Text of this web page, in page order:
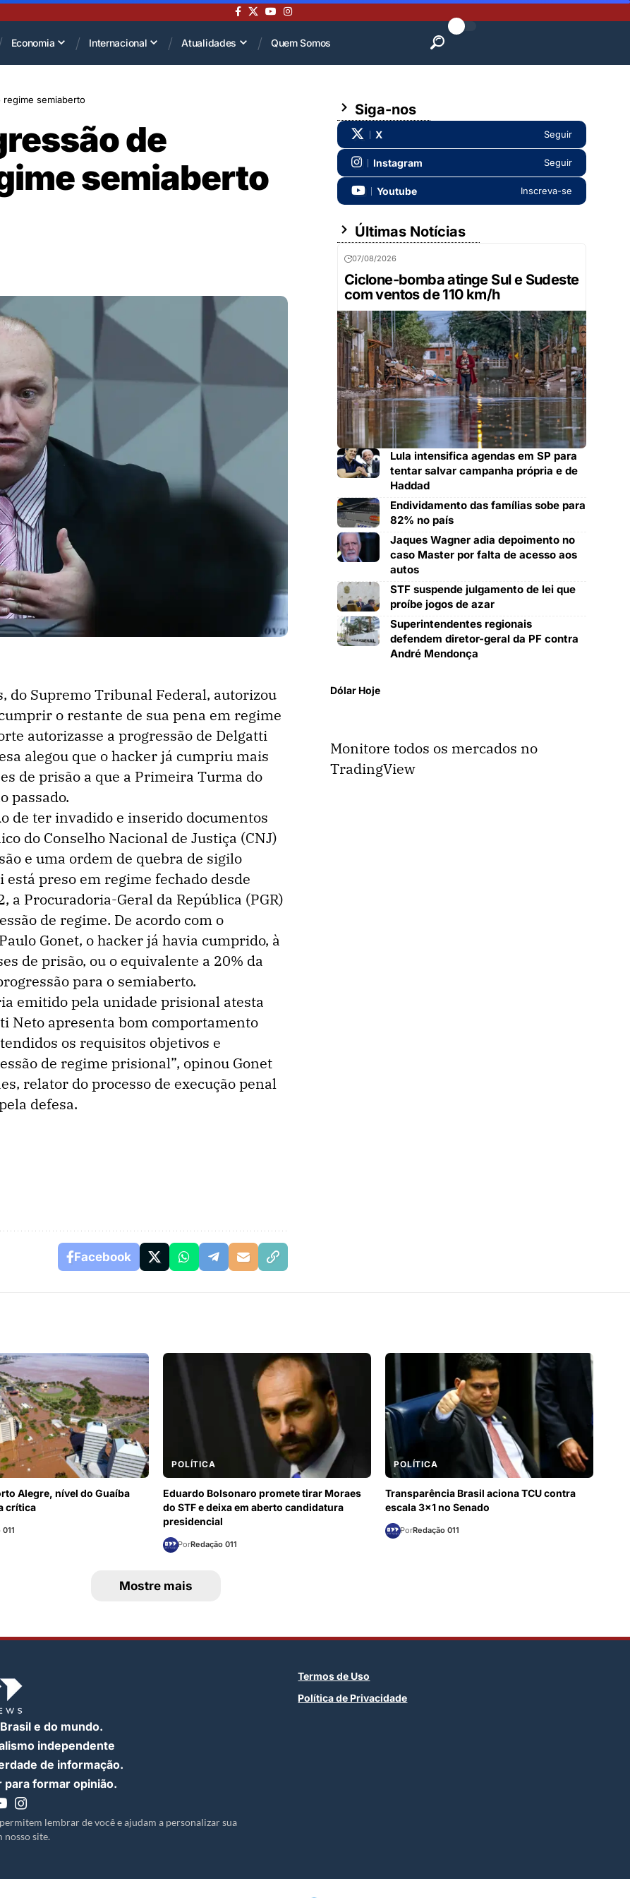
Economia Internacional Atualidades Quem Somos
regime semiaberto
de
semiaberto
do Supremo Tribunal Federal, autorizou
o restante de sua pena em regime
autorizasse a progressão de Delgatti
alegou que o hacker já cumpriu mais
de prisão a que a Primeira Turma do
passado.
de ter invadido e inserido documentos
do Conselho Nacional de Justiça (CNJ)
e uma ordem de quebra de sigilo
preso em regime fechado desde
a Procuradoria-Geral da República (PGR)
de regime. De acordo com o
Gonet, o hacker já havia cumprido, à
de prisão, ou o equivalente a 20% da
para o semiaberto.
emitido pela unidade prisional atesta
Neto apresenta bom comportamento
os requisitos objetivos e
de regime prisional”, opinou Gonet
relator do processo de execução penal
defesa.
Facebook
Siga-nos
X Seguir
Instagram Seguir
Youtube Inscreva-se
Últimas Notícias
07/08/2026
Ciclone-bomba atinge Sul e Sudeste
com ventos de 110 km/h
Lula intensifica agendas em SP para
tentar salvar campanha própria e de
Haddad
Endividamento das famílias sobe para
82% no país
Jaques Wagner adia depoimento no
caso Master por falta de acesso aos
autos
STF suspende julgamento de lei que
proíbe jogos de azar
Superintendentes regionais
defendem diretor-geral da PF contra
André Mendonça
Dólar Hoje
Monitore todos os mercados no
TradingView
Alegre, nível do Guaíba
crítica
POLÍTICA
Eduardo Bolsonaro promete tirar Moraes
do STF e deixa em aberto candidatura
presidencial
PorRedação 011
POLÍTICA
Transparência Brasil aciona TCU contra
escala 3×1 no Senado
PorRedação 011
Mostre mais
e do mundo.
independente
de informação.
para formar opinião.
lembrar de você e ajudam a personalizar sua
nosso site.
Termos de Uso
Política de Privacidade